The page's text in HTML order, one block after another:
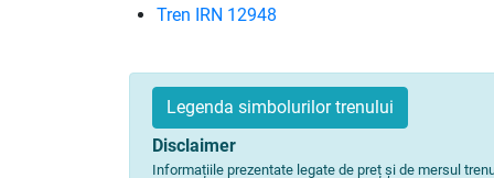
Tren IRN 12948
Legenda simbolurilor trenului
Disclaimer
Informațiile prezentate legate de preț și de mersul